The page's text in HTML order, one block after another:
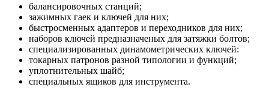
балансировочных станций;
зажимных гаек и ключей для них;
быстросменных адаптеров и переходников для них;
наборов ключей предназначеных для затяжки болтов;
специализированных динамометрических ключей:
токарных патронов разной типологии и функций;
уплотнительных шайб;
специальных ящиков для инструмента.